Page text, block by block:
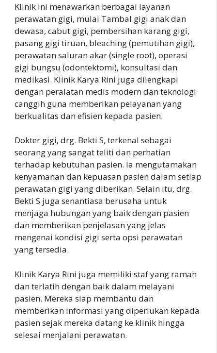
Klinik ini menawarkan berbagai layanan
perawatan gigi, mulai Tambal gigi anak dan
dewasa, cabut gigi, pembersihan karang gigi,
pasang gigi tiruan, bleaching (pemutihan gigi),
perawatan saluran akar (single root), operasi
gigi bungsu (odontektomi), konsultasi dan
medikasi. Klinik Karya Rini juga dilengkapi
dengan peralatan medis modern dan teknologi
canggih guna memberikan pelayanan yang
berkualitas dan efisien kepada pasien.
Dokter gigi, drg. Bekti S, terkenal sebagai
seorang yang sangat teliti dan perhatian
terhadap kebutuhan pasien. Ia mengutamakan
kenyamanan dan kepuasan pasien dalam setiap
perawatan gigi yang diberikan. Selain itu, drg.
Bekti S juga senantiasa berusaha untuk
menjaga hubungan yang baik dengan pasien
dan memberikan penjelasan yang jelas
mengenai kondisi gigi serta opsi perawatan
yang tersedia.
Klinik Karya Rini juga memiliki staf yang ramah
dan terlatih dengan baik dalam melayani
pasien. Mereka siap membantu dan
memberikan informasi yang diperlukan kepada
pasien sejak mereka datang ke klinik hingga
selesai menjalani perawatan.